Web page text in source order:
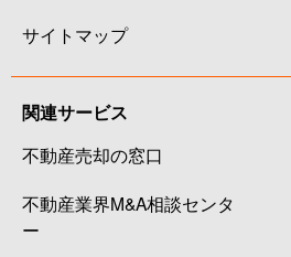
サイトマップ
関連サービス
不動産売却の窓口
不動産業界M&A相談センタ
ー